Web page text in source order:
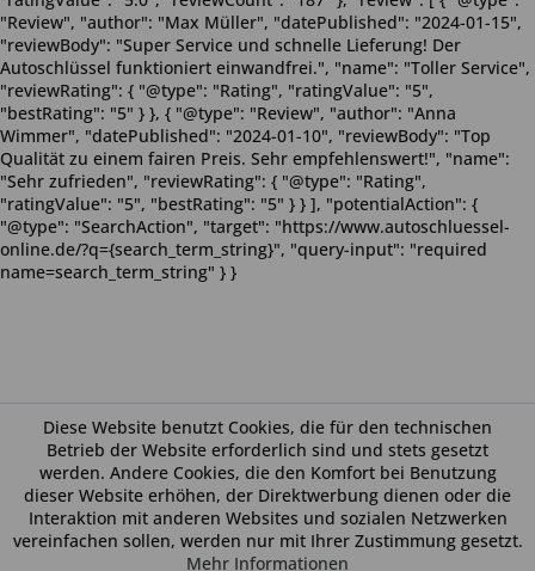
Diese Website benutzt Cookies, die für den technischen
Betrieb der Website erforderlich sind und stets gesetzt
werden. Andere Cookies, die den Komfort bei Benutzung
dieser Website erhöhen, der Direktwerbung dienen oder die
Interaktion mit anderen Websites und sozialen Netzwerken
vereinfachen sollen, werden nur mit Ihrer Zustimmung gesetzt.
Mehr Informationen
"Review", "author": "Max Müller", "datePublished": "2024-01-15",
"reviewBody": "Super Service und schnelle Lieferung! Der
Autoschlüssel funktioniert einwandfrei.", "name": "Toller Service",
"reviewRating": { "@type": "Rating", "ratingValue": "5",
"bestRating": "5" } }, { "@type": "Review", "author": "Anna
Wimmer", "datePublished": "2024-01-10", "reviewBody": "Top
Qualität zu einem fairen Preis. Sehr empfehlenswert!", "name":
"Sehr zufrieden", "reviewRating": { "@type": "Rating",
"ratingValue": "5", "bestRating": "5" } } ], "potentialAction": {
"@type": "SearchAction", "target": "https://www.autoschluessel-
online.de/?q={search_term_string}", "query-input": "required
name=search_term_string" } }